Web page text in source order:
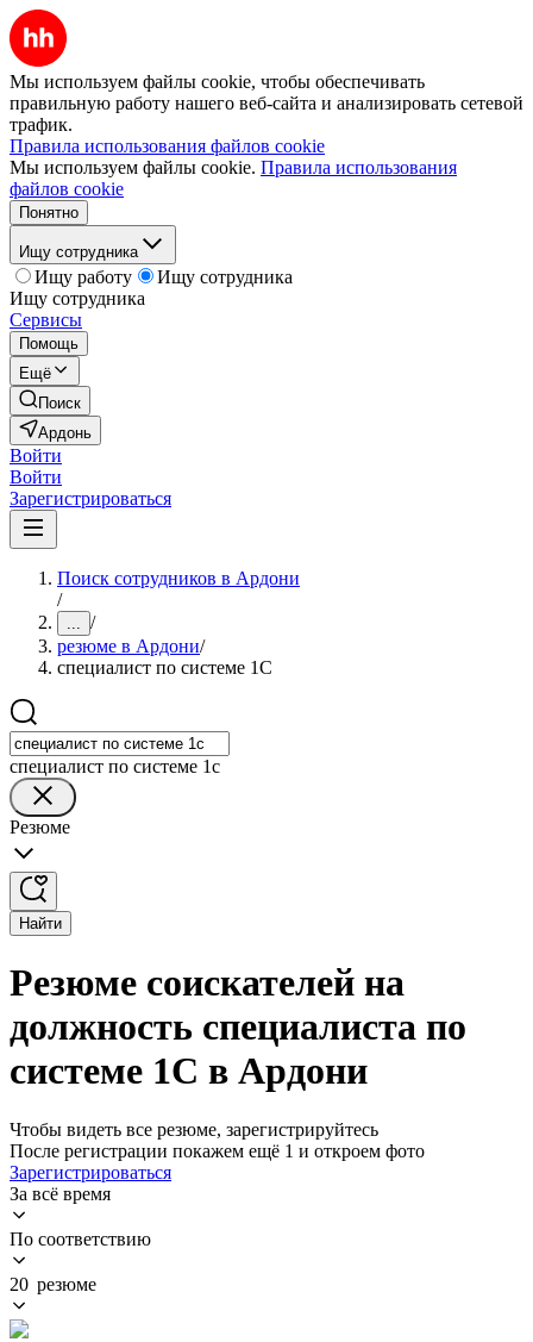
Мы используем файлы cookie, чтобы обеспечивать
правильную работу нашего веб-сайта и анализировать сетевой
трафик.
Правила использования файлов cookie
Мы используем файлы cookie. Правила использования
файлов cookie
Понятно
Ищу сотрудника
Ищу работу
Ищу сотрудника
Ищу сотрудника
Сервисы
Помощь
Ещё
Поиск
Ардонь
Войти
Войти
Зарегистрироваться
Поиск сотрудников в Ардони
/
... /
резюме в Ардони/
специалист по системе 1С
специалист по системе 1с
Резюме
Найти
Резюме соискателей на
должность специалиста по
системе 1С в Ардони
Чтобы видеть все резюме, зарегистрируйтесь
После регистрации покажем ещё 1 и откроем фото
Зарегистрироваться
За всё время
По соответствию
20 резюме